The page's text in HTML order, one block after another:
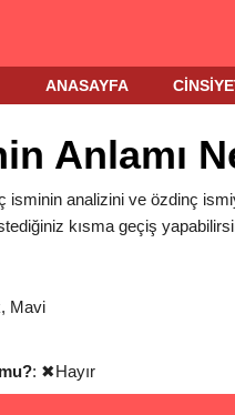
ANASAYFA
Anlamı
isminin analizini ve özdinç
kısma geçiş
Mavi
: ✖Hayır